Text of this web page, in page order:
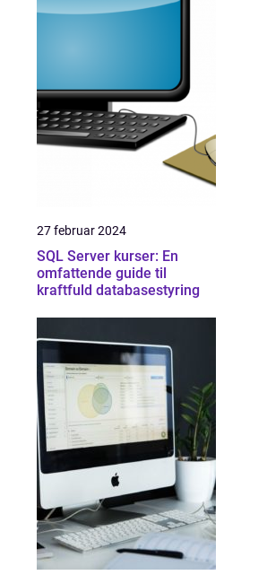
27 februar 2024
SQL Server kurser: En
omfattende guide til
kraftfuld databasestyring